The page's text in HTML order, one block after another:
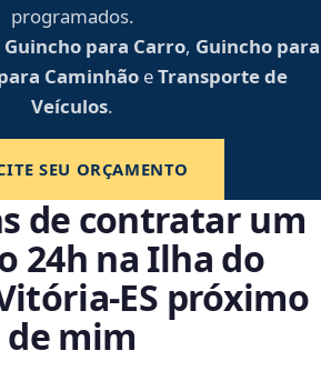
programados.
Guincho para Carro, Guincho para
CaminhãoeTransporte de
Veículos.
SEU ORÇAMENTO
de contratar um
24h na Ilha do
próximo
de mim